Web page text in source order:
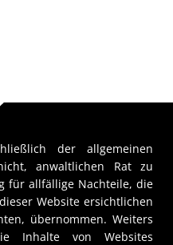
der allgemeinen
anwaltlichen Rat zu
für allfällige Nachteile, die
Website ersichtlichen
übernommen. Weiters
Inhalte von Websites